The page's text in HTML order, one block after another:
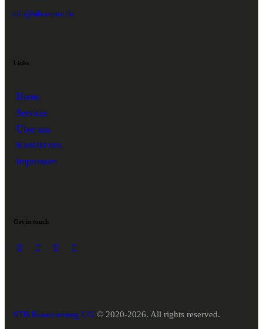
info@stb-renov.de
Links
Home
Services
Über uns
Kontakt uns
Impressum
Get in touch
STB Renovierung UG © 2020-2026. All rights reserved.